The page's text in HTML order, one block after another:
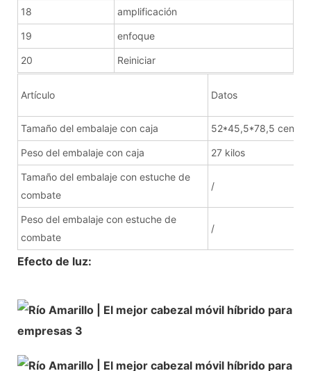
18 amplificación
19 enfoque
20 Reiniciar
Artículo Datos
Tamaño del embalaje con caja 52*45,5*78,5
Peso del embalaje con caja 27 kilos
Tamaño del embalaje con estuche de
combate
/
Peso del embalaje con estuche de
combate
/
Efecto de luz: